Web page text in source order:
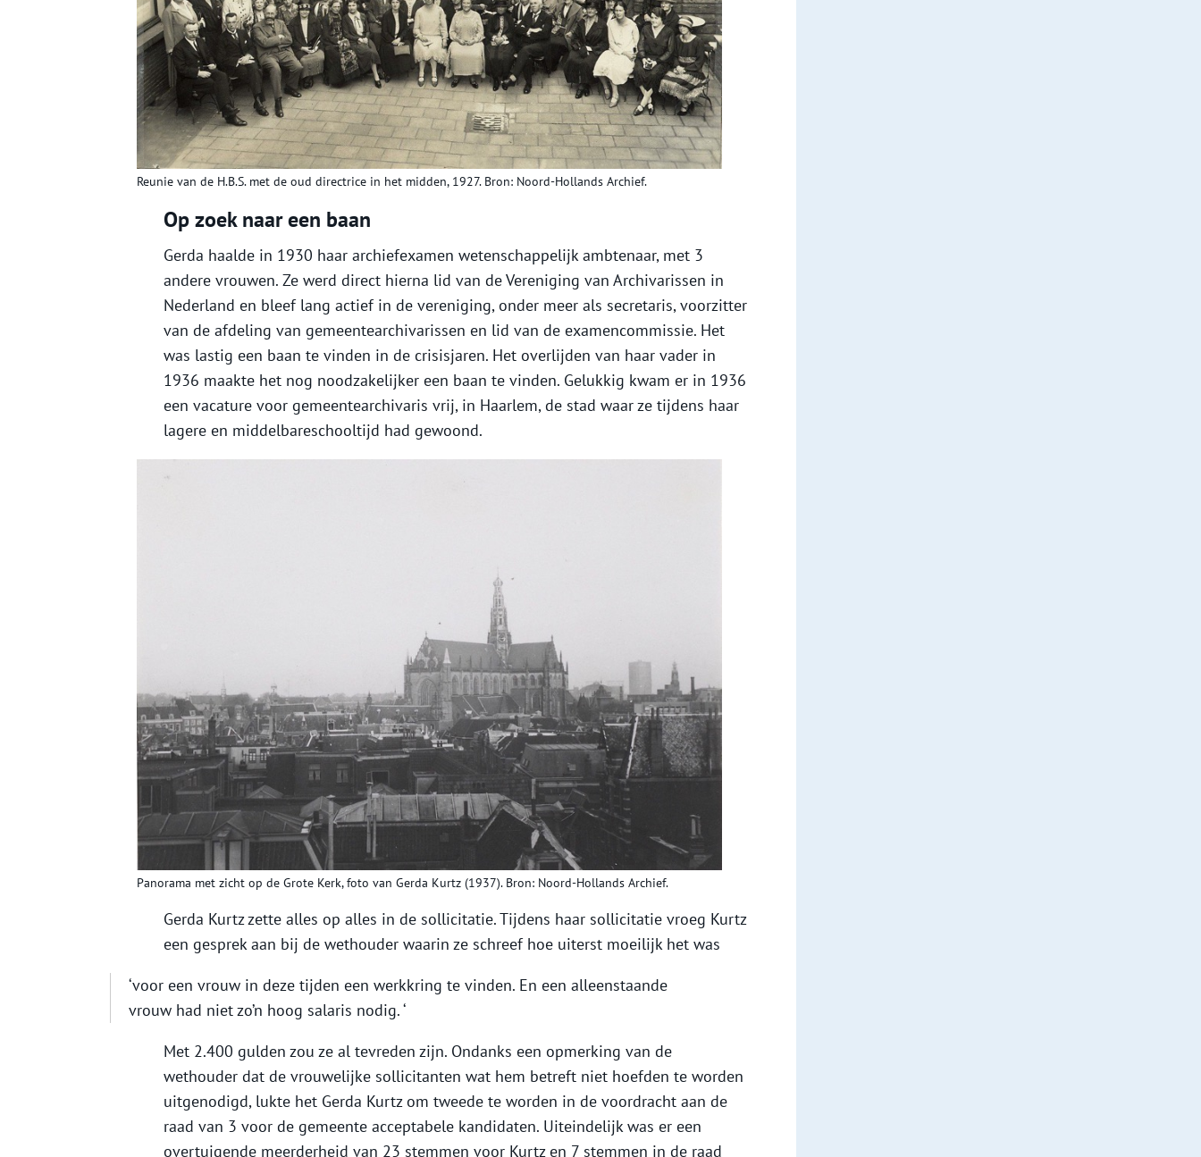
Reunie van de H.B.S. met de oud directrice in het midden, 1927. Bron: Noord-Hollands Archief.
Op zoek naar een baan
Gerda haalde in 1930 haar archiefexamen wetenschappelijk ambtenaar, met 3
andere vrouwen. Ze werd direct hierna lid van de Vereniging van Archivarissen in
Nederland en bleef lang actief in de vereniging, onder meer als secretaris, voorzitter
van de afdeling van gemeentearchivarissen en lid van de examencommissie. Het
was lastig een baan te vinden in de crisisjaren. Het overlijden van haar vader in
1936 maakte het nog noodzakelijker een baan te vinden. Gelukkig kwam er in 1936
een vacature voor gemeentearchivaris vrij, in Haarlem, de stad waar ze tijdens haar
lagere en middelbareschooltijd had gewoond.
Panorama met zicht op de Grote Kerk, foto van Gerda Kurtz (1937). Bron: Noord-Hollands Archief.
Gerda Kurtz zette alles op alles in de sollicitatie. Tijdens haar sollicitatie vroeg Kurtz
een gesprek aan bij de wethouder waarin ze schreef hoe uiterst moeilijk het was
‘voor een vrouw in deze tijden een werkkring te vinden. En een alleenstaande
vrouw had niet zo’n hoog salaris nodig. ‘
Met 2.400 gulden zou ze al tevreden zijn. Ondanks een opmerking van de
wethouder dat de vrouwelijke sollicitanten wat hem betreft niet hoefden te worden
uitgenodigd, lukte het Gerda Kurtz om tweede te worden in de voordracht aan de
raad van 3 voor de gemeente acceptabele kandidaten. Uiteindelijk was er een
overtuigende meerderheid van 23 stemmen voor Kurtz en 7 stemmen in de raad